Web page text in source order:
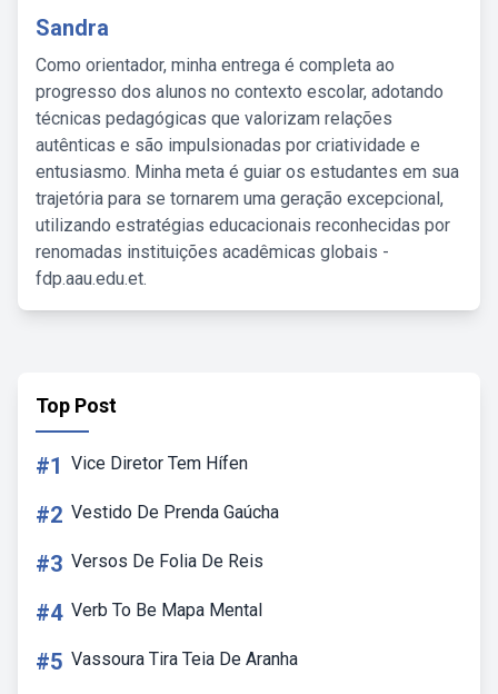
Sandra
Como orientador, minha entrega é completa ao
progresso dos alunos no contexto escolar, adotando
técnicas pedagógicas que valorizam relações
autênticas e são impulsionadas por criatividade e
entusiasmo. Minha meta é guiar os estudantes em sua
trajetória para se tornarem uma geração excepcional,
utilizando estratégias educacionais reconhecidas por
renomadas instituições acadêmicas globais -
fdp.aau.edu.et.
Top Post
#1 Vice Diretor Tem Hífen
#2 Vestido De Prenda Gaúcha
#3 Versos De Folia De Reis
#4 Verb To Be Mapa Mental
#5 Vassoura Tira Teia De Aranha